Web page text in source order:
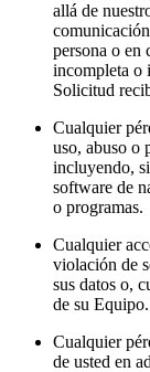
allá de
persona o en
incompleta o
Solicitud
Cualquier
uso, abuso o
incluyendo,
software de
o programas.
Cualquier
violación de
sus datos o,
de su Equipo.
Cualquier
de usted en